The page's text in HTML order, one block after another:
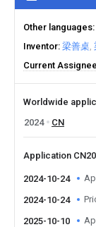
Other languages
Inventor 梁善桌
Current Assignee
Worldwide
2024
CN
Application
2024-10-24
2024-10-24
2025-10-10